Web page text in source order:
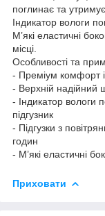
поглинає та
Індикатор вологи
М’які еластичні
місці.
Особливості та
- Преміум комфорт
- Верхній надійний
- Індикатор вологи
підгузник
- Підгузки з
годин
- М’які еластичні
Приховати